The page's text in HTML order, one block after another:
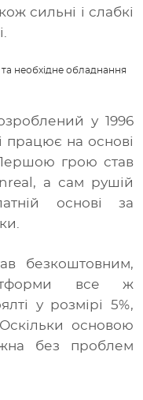
сильні і слабкі
необхідне обладнання
у 1996
працює на основі
грою став
а сам рушій
основі за
безкоштовним,
все ж
у розмірі 5%,
основою
без проблем